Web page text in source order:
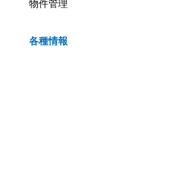
物件管理
各種情報